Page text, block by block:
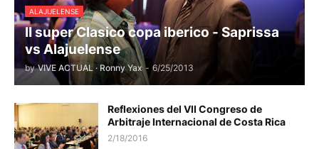
ALAJUELENSE
II super Clasico copa iberico - Saprissa
vs Alajuelense
by VIVE ACTUAL · Ronny Yax - 6/25/2013
Reflexiones del VII Congreso de
Arbitraje Internacional de Costa Rica
2/18/2016